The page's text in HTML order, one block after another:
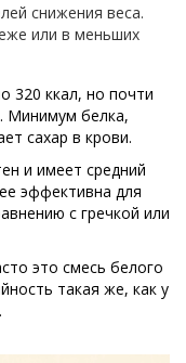
снижения веса.
или в меньших
320 ккал, но почти
Минимум белка,
сахар в крови.
и имеет средний
эффективна для
с гречкой или
это смесь белого
такая же, как у